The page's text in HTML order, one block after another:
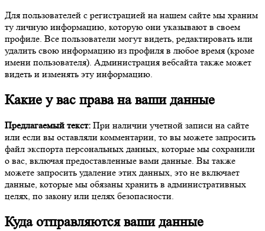
Для пользователей с регистрацией на нашем сайте мы храним
ту личную информацию, которую они указывают в своем
профиле. Все пользователи могут видеть, редактировать или
удалить свою информацию из профиля в любое время (кроме
имени пользователя). Администрация вебсайта также может
видеть и изменять эту информацию.
Какие у вас права на ваши данные
Предлагаемый текст: При наличии учетной записи на сайте
или если вы оставляли комментарии, то вы можете запросить
файл экспорта персональных данных, которые мы сохранили
о вас, включая предоставленные вами данные. Вы также
можете запросить удаление этих данных, это не включает
данные, которые мы обязаны хранить в административных
целях, по закону или целях безопасности.
Куда отправляются ваши данные